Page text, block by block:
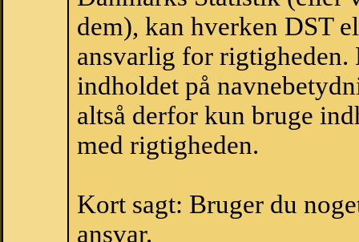
dem), kan hverken DST
ansvarlig for
indholdet på
altså derfor kun bruge
med rigtigheden.
Kort sagt: Bruger du
ansvar.